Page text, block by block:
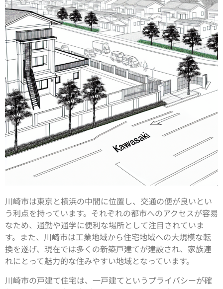
川崎市は東京と横浜の中間に位置し、交通の便が良いとい
う利点を持っています。それぞれの都市へのアクセスが容易
なため、通勤や通学に便利な場所として注目されていま
す。また、川崎市は工業地域から住宅地域への大規模な転
換を遂げ、現在では多くの新築戸建てが建設され、家族連
れにとって魅力的な住みやすい地域となっています。
川崎市の戸建て住宅は、一戸建てというプライバシーが確